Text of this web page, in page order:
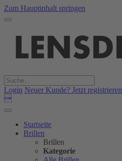
Zum Hauptinhalt springen
Login Neuer Kunde? Jetzt registrieren

Startseite
Brillen
Brillen
Kategorie